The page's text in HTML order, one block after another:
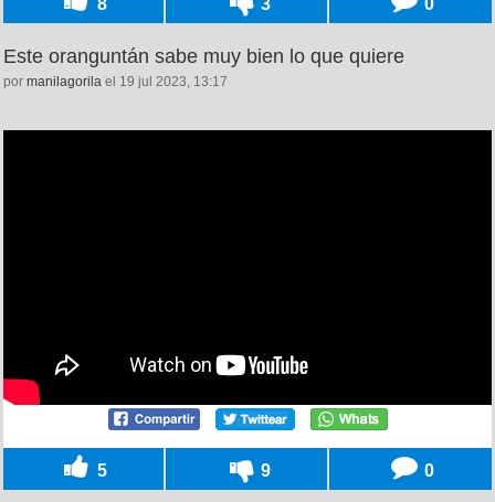
Este oranguntán sabe muy bien lo que quiere
por manilagorila el 19 jul 2023, 13:17
5 9 0